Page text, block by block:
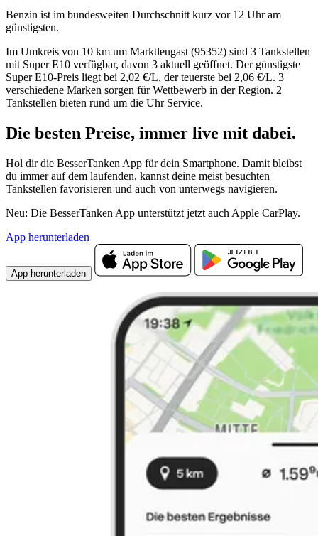
Benzin ist im bundesweiten Durchschnitt kurz vor 12 Uhr am
günstigsten.
Im Umkreis von 10 km um Marktleugast (95352) sind 3 Tankstellen
mit Super E10 verfügbar, davon 3 aktuell geöffnet. Der günstigste
Super E10-Preis liegt bei 2,02 €/L, der teuerste bei 2,06 €/L. 3
verschiedene Marken sorgen für Wettbewerb in der Region. 2
Tankstellen bieten rund um die Uhr Service.
Die besten Preise, immer live mit dabei.
Hol dir die BesserTanken App für dein Smartphone. Damit bleibst
du immer auf dem laufenden, kannst deine meist besuchten
Tankstellen favorisieren und auch von unterwegs navigieren.
Neu: Die BesserTanken App unterstützt jetzt auch Apple CarPlay.
App herunterladen
App herunterladen